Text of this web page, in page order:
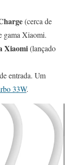
(cerca de
gama Xiaomi.
Xiaomi(lançado
entrada. Um
33W.